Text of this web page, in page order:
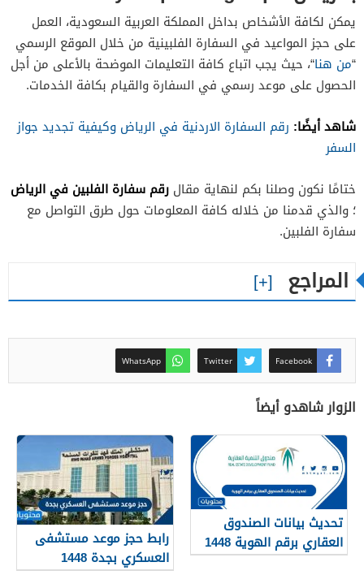
يمكن لكافة الأشخاص بداخل المملكة العربية السعودية، العمل
على حجز المواعيد في السفارة الفلبينية من خلال الموقع الرسمي
“من هنا“، حيث يجب اتباع كافة التعليمات الموضحة بالأعلى من أجل
الحصول على موعد رسمي في السفارة والقيام بكافة الخدمات.
شاهد أيضًا: رقم السفارة الاردنية في الرياض وكيفية تجديد جواز
السفر
ختامًا نكون وصلنا بكم لنهاية مقال رقم سفارة الفلبين في الرياض
؛ والذي قدمنا من خلاله كافة المعلومات حول طرق التواصل مع
سفارة الفلبين.
المراجع
Facebook
Twitter
WhatsApp
الزوار شاهدو أيضاً
تحديث بيانات الصندوق
العقاري برقم الهوية 1448
الرابط والخطوات
رابط حجز موعد مستشفى
العسكري بجدة 1448